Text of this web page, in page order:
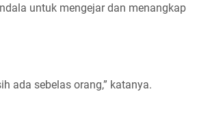
untuk mengejar dan menangkap
ada sebelas orang,” katanya.